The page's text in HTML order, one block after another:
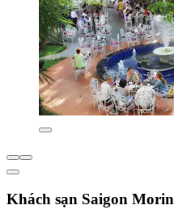
Khách sạn Saigon Morin